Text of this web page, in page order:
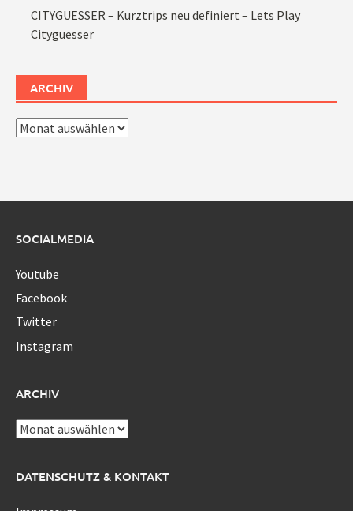
CITYGUESSER – Kurztrips neu definiert – Lets Play
Cityguesser
ARCHIV
Archiv
SOCIALMEDIA
Youtube
Facebook
Twitter
Instagram
ARCHIV
Archiv
DATENSCHUTZ & KONTAKT